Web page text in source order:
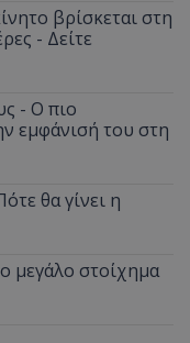
βρίσκεται στη
- Δείτε
- Ο πιο
εμφάνισή του στη
θα γίνει η
μεγάλο στοίχημα